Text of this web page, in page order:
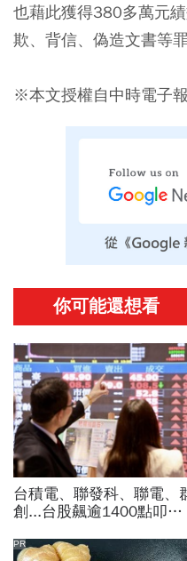
也藉此獲得380多萬元
欺、背信、偽造文書等罪
※本文授權自中時電子報